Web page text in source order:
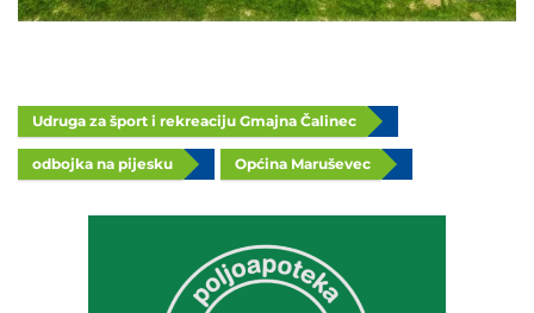
Udruga za šport i rekreaciju Gmajna Čalinec
odbojka na pijesku Općina Maruševec